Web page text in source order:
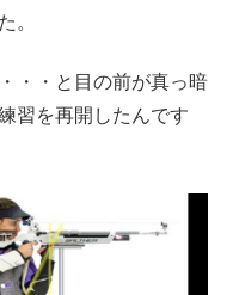
。
・・と目の前が真っ暗
習を再開したんです